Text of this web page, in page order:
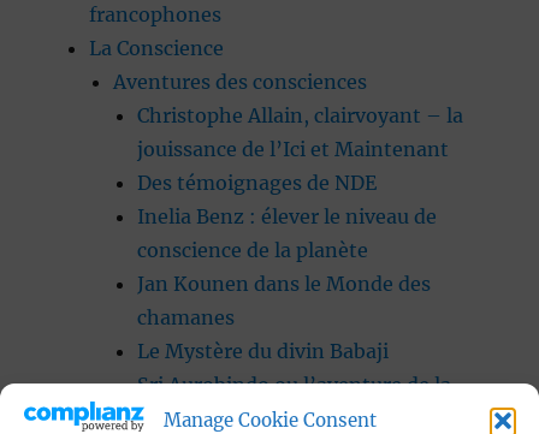
Manage Cookie Consent
francophones
La Conscience
Aventures des consciences
Christophe Allain, clairvoyant – la
jouissance de l’Ici et Maintenant
Des témoignages de NDE
Inelia Benz : élever le niveau de
conscience de la planète
Jan Kounen dans le Monde des
chamanes
Le Mystère du divin Babaji
Sri Aurobindo ou l’aventure de la
conscience – 2ième partie